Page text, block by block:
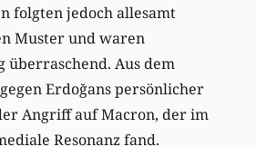
folgten jedoch allesamt
Muster und waren
überraschend. Aus dem
Erdoğans persönlicher
Angriff auf Macron, der im
Resonanz fand.